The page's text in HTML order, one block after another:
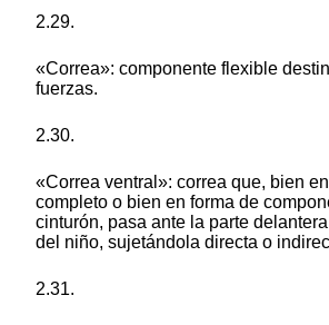
2.29.
«Correa»: componente flexible
fuerzas.
2.30.
«Correa ventral»: correa que, bien
completo o bien en forma de
cinturón, pasa ante la parte
del niño, sujetándola directa o
2.31.